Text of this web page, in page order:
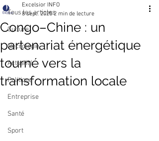
Tous les articles
Culture
Nécrologie
Actualité
Politique
Entreprise
Santé
Sport
Congo–Chine : un
partenariat énergétique
tourné vers la
transformation locale
Excelsior INFO
8 sept. 2025 2 min de lecture